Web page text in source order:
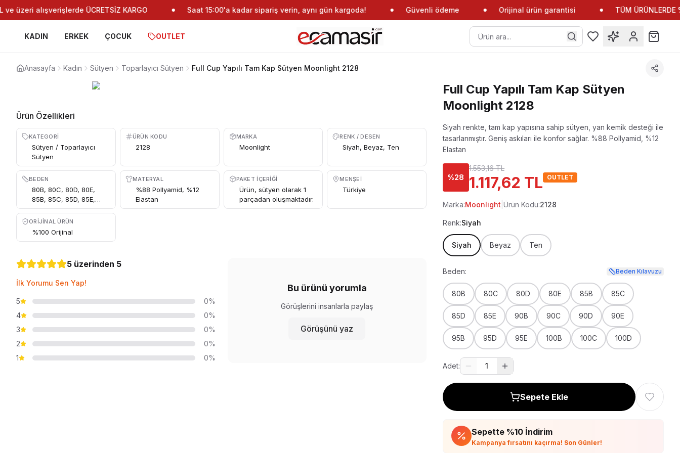
üzeri alışverişlerde ÜCRETSİZ KARGO Saat 15:00'a kadar sipariş verin, aynı gün kargoda! Güvenli ödeme Orijinal ürün garantisi TÜM ÜRÜNLERDE
KADIN ERKEK ÇOCUK OUTLET
Anasayfa Kadın Sütyen Toparlayıcı Sütyen Full Cup Yapılı Tam Kap Sütyen Moonlight 2128
Ürün Özellikleri
KATEGORI
Sütyen / Toparlayıcı
Sütyen
ÜRÜN KODU
2128
MARKA
Moonlight
RENK / DESEN
Siyah, Beyaz, Ten
BEDEN
80B, 80C, 80D, 80E,
85B, 85C, 85D, 85E,
90B, 90C, 90D, 90E,
95B, 95D, 95E, 100B,
MATERYAL
%88 Pollyamid, %12
Elastan
PAKET İÇERIĞI
Ürün, sütyen olarak 1
parçadan oluşmaktadır.
MENŞEI
Türkiye
ORIJINAL ÜRÜN
%100 Orijinal
5 üzerinden 5
İlk Yorumu Sen Yap!
5
0%
4
0%
3
0%
2
0%
1
0%
Bu ürünü yorumla
Görüşlerini insanlarla paylaş
Görüşünü yaz
Full Cup Yapılı Tam Kap Sütyen
Moonlight 2128
Siyah renkte, tam kap yapısına sahip sütyen, yan kemik desteği ile
tasarlanmıştır. Geniş askıları ile konfor sağlar. %88 Pollyamid, %12
Elastan
%28
1.553,16 TL
1.117,62 TL OUTLET
Marka:Moonlight |Ürün Kodu:2128
Renk:Siyah
Siyah Beyaz Ten
Beden: Beden Kılavuzu
80B 80C 80D 80E 85B 85C
85D 85E 90B 90C 90D 90E
95B 95D 95E 100B 100C 100D
Adet: 1
Sepete Ekle
Sepette %10 İndirim
Kampanya fırsatını kaçırma! Son Günler!